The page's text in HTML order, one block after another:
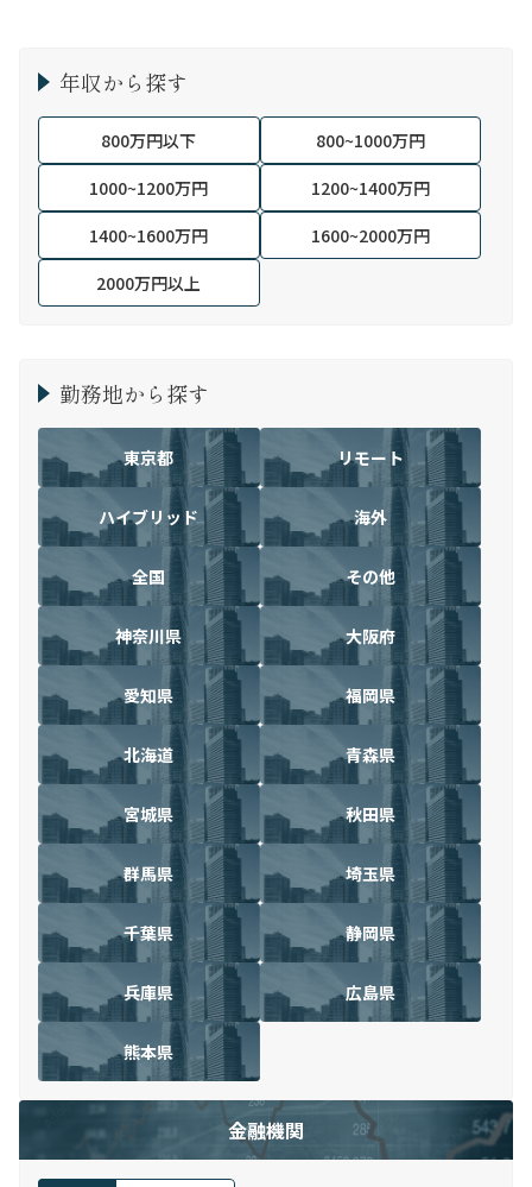
年収から探す
800万円以下
800~1000万円
1000~1200万円
1200~1400万円
1400~1600万円
1600~2000万円
2000万円以上
勤務地から探す
東京都 リモート
ハイブリッド 海外
全国 その他
神奈川県 大阪府
愛知県 福岡県
北海道 青森県
宮城県 秋田県
群馬県 埼玉県
千葉県 静岡県
兵庫県 広島県
熊本県
金融機関